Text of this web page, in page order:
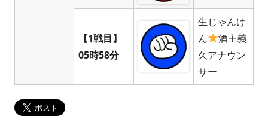
【1戦目】
05時58分
生じゃんけ
ん
酒主義
久アナウン
サー